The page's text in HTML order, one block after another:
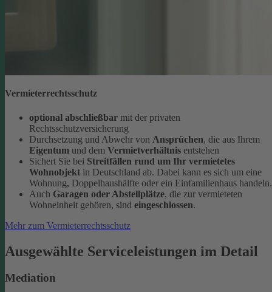
Vermieterrechtsschutz
optional abschließbar mit der privaten
Rechtsschutzversicherung
Durchsetzung und Abwehr von Ansprüchen, die aus Ihrem
Eigentum und dem Vermietverhältnis entstehen
Sichert Sie bei Streitfällen rund um Ihr vermietetes
Wohnobjekt in Deutschland ab. Dabei kann es sich um eine
Wohnung, Doppelhaushälfte oder ein Einfamilienhaus handeln.
Auch Garagen oder Abstellplätze, die zur vermieteten
Wohneinheit gehören, sind eingeschlossen.
Mehr zum Vermieterrechtsschutz
Ausgewählte Serviceleistungen im Detail
Mediation